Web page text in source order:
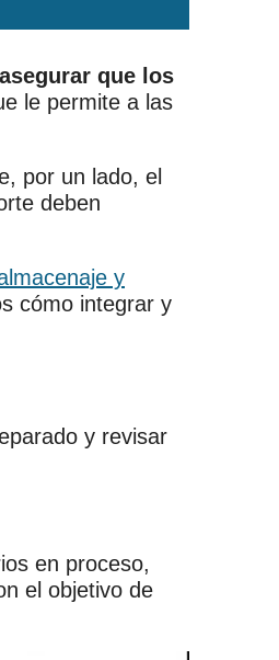
asegurar que los
le permite a las
por un lado, el
deben
y
cómo integrar y
y revisar
en proceso,
el objetivo de